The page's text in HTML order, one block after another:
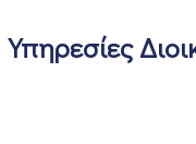
Υπηρεσίες